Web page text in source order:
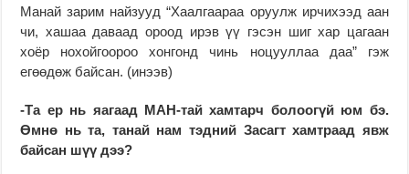
Манай зарим найзууд “Хаалгаараа оруулж ирчихээд аан
чи, хашаа даваад ороод ирэв үү гэсэн шиг хар цагаан
хоёр нохойгоороо хонгонд чинь ноцууллаа даа” гэж
егөөдөж байсан. (инээв)
-Та ер нь яагаад МАН-тай хамтарч болоогүй юм бэ.
Өмнө нь та, танай нам тэдний Засагт хамтраад явж
байсан шүү дээ?